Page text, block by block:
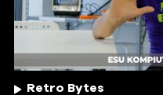
Retro Bytes